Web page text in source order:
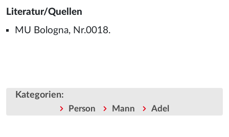
Literatur/Quellen
MU Bologna, Nr.0018.
Kategorien:
Person Mann Adel